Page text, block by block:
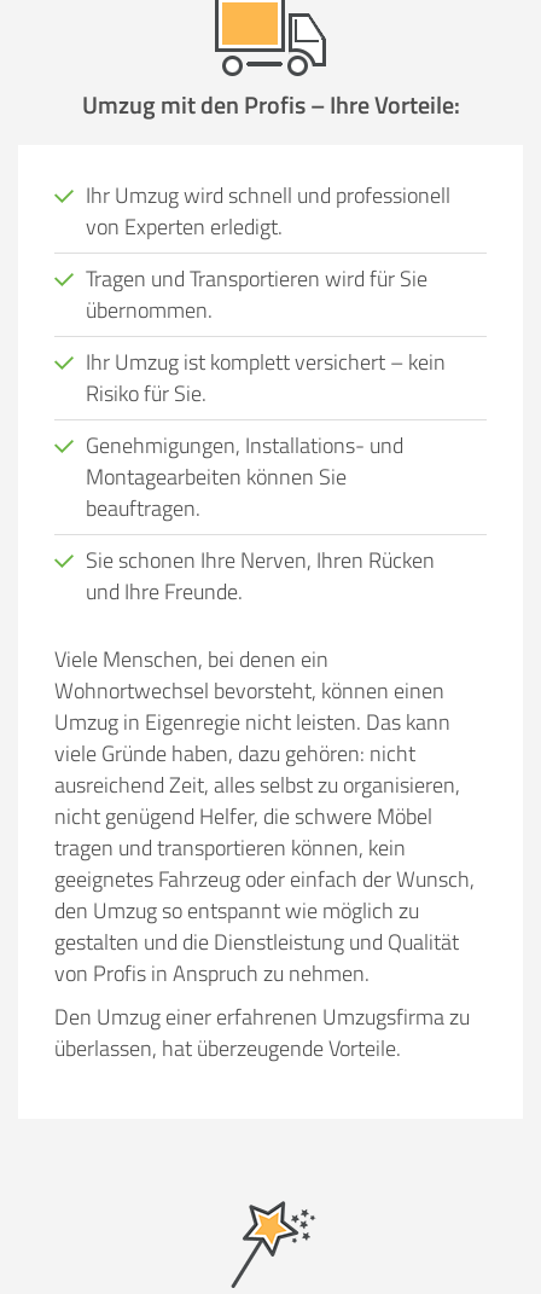
Umzug mit den Profis – Ihre Vorteile:
Ihr Umzug wird schnell und professionell
von Experten erledigt.
Tragen und Transportieren wird für Sie
übernommen.
Ihr Umzug ist komplett versichert – kein
Risiko für Sie.
Genehmigungen, Installations- und
Montagearbeiten können Sie
beauftragen.
Sie schonen Ihre Nerven, Ihren Rücken
und Ihre Freunde.
Viele Menschen, bei denen ein
Wohnortwechsel bevorsteht, können einen
Umzug in Eigenregie nicht leisten. Das kann
viele Gründe haben, dazu gehören: nicht
ausreichend Zeit, alles selbst zu organisieren,
nicht genügend Helfer, die schwere Möbel
tragen und transportieren können, kein
geeignetes Fahrzeug oder einfach der Wunsch,
den Umzug so entspannt wie möglich zu
gestalten und die Dienstleistung und Qualität
von Profis in Anspruch zu nehmen.
Den Umzug einer erfahrenen Umzugsfirma zu
überlassen, hat überzeugende Vorteile.